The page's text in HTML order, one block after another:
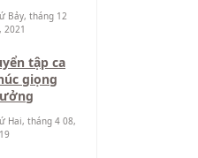
Bảy, tháng 12
2021
tập ca
giọng
Hai, tháng 4 08,